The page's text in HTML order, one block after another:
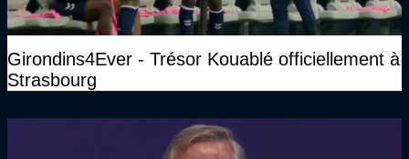
Girondins4Ever - Trésor Kouablé officiellement à
Strasbourg